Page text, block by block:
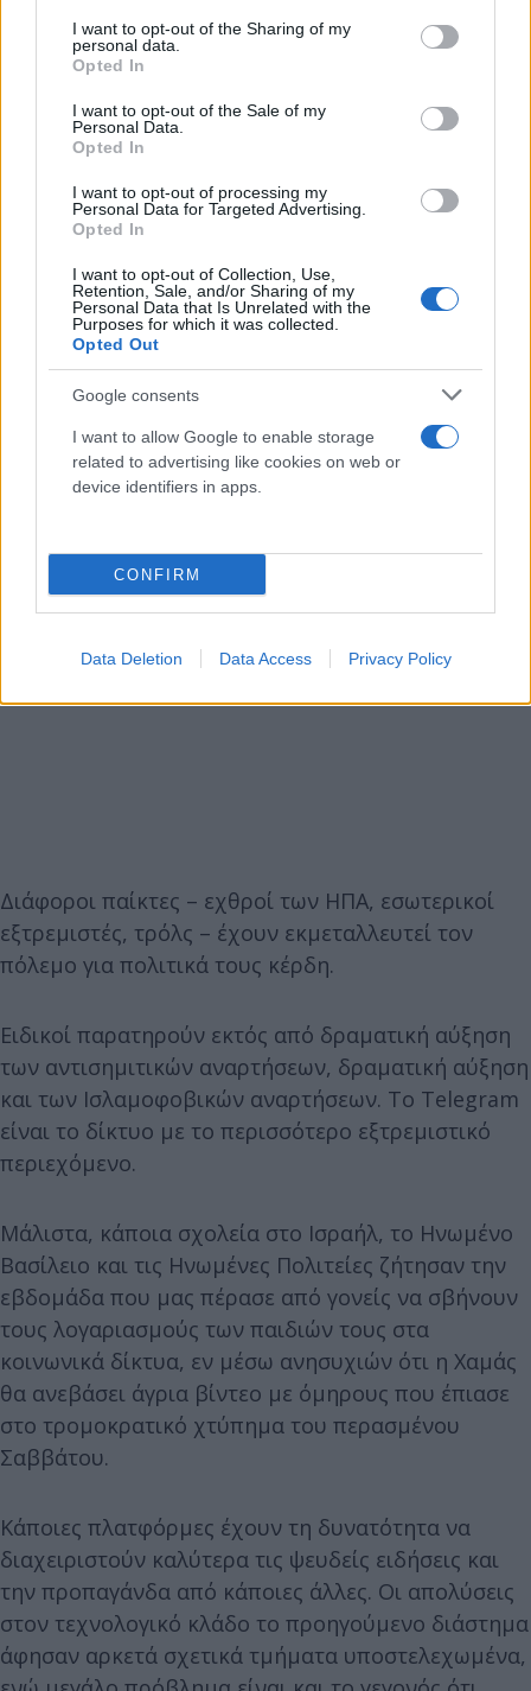
not limited to your visit or usage behaviour. You may click to
grant or deny consent to Google and its third-party tags to
use your data for below specified purposes in below Google
consent section.
I want to opt-out of the Sharing of my
personal data.
Opted In
I want to opt-out of the Sale of my
Personal Data.
Opted In
I want to opt-out of processing my
Personal Data for Targeted Advertising.
Opted In
I want to opt-out of Collection, Use,
Retention, Sale, and/or Sharing of my
Personal Data that Is Unrelated with the
Purposes for which it was collected.
Opted Out
Google consents
I want to allow Google to enable storage
related to advertising like cookies on web or
device identifiers in apps.
CONFIRM
Data Deletion Data Access Privacy Policy
αυξηθεί σημαντικά η παραπληροφόρηση του
οικοσυστήματος των κοινωνικών δικτύων σχετικά
με τον πόλεμο.
Διάφοροι παίκτες – εχθροί των ΗΠΑ, εσωτερικοί
εξτρεμιστές, τρόλς – έχουν εκμεταλλευτεί τον
πόλεμο για πολιτικά τους κέρδη.
Ειδικοί παρατηρούν εκτός από δραματική αύξηση
των αντισημιτικών αναρτήσεων, δραματική αύξηση
και των Ισλαμοφοβικών αναρτήσεων. Το Telegram
είναι το δίκτυο με το περισσότερο εξτρεμιστικό
περιεχόμενο.
Μάλιστα, κάποια σχολεία στο Ισραήλ, το Ηνωμένο
Βασίλειο και τις Ηνωμένες Πολιτείες ζήτησαν την
εβδομάδα που μας πέρασε από γονείς να σβήνουν
τους λογαριασμούς των παιδιών τους στα
κοινωνικά δίκτυα, εν μέσω ανησυχιών ότι η Χαμάς
θα ανεβάσει άγρια βίντεο με όμηρους που έπιασε
στο τρομοκρατικό χτύπημα του περασμένου
Σαββάτου.
Κάποιες πλατφόρμες έχουν τη δυνατότητα να
διαχειριστούν καλύτερα τις ψευδείς ειδήσεις και
την προπαγάνδα από κάποιες άλλες. Οι απολύσεις
στον τεχνολογικό κλάδο το προηγούμενο διάστημα
άφησαν αρκετά σχετικά τμήματα υποστελεχωμένα,